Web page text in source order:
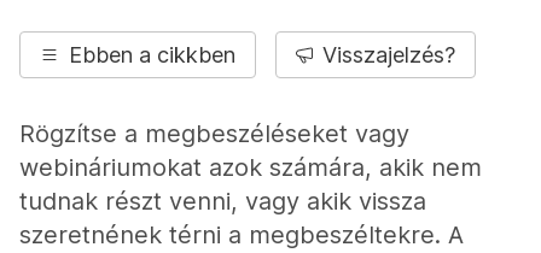
Ebben a cikkben Visszajelzés?
Rögzítse a megbeszéléseket vagy
webináriumokat azok számára, akik nem
tudnak részt venni, vagy akik vissza
szeretnének térni a megbeszéltekre. A